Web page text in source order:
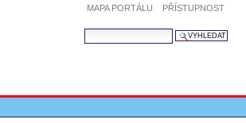
MAPA PORTÁLU PŘÍSTUPNOST
VYHLEDAT